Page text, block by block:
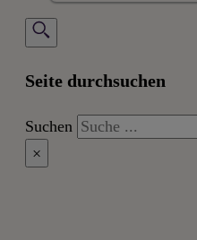
Seite durchsuchen
Suchen
×